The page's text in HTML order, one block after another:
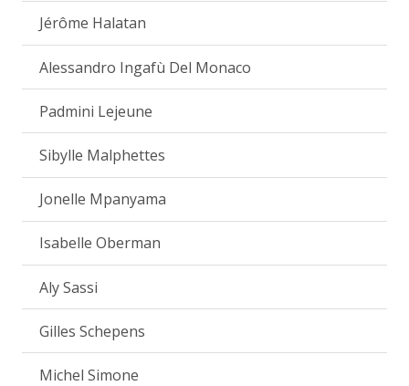
Jérôme Halatan
Alessandro Ingafù Del Monaco
Padmini Lejeune
Sibylle Malphettes
Jonelle Mpanyama
Isabelle Oberman
Aly Sassi
Gilles Schepens
Michel Simone